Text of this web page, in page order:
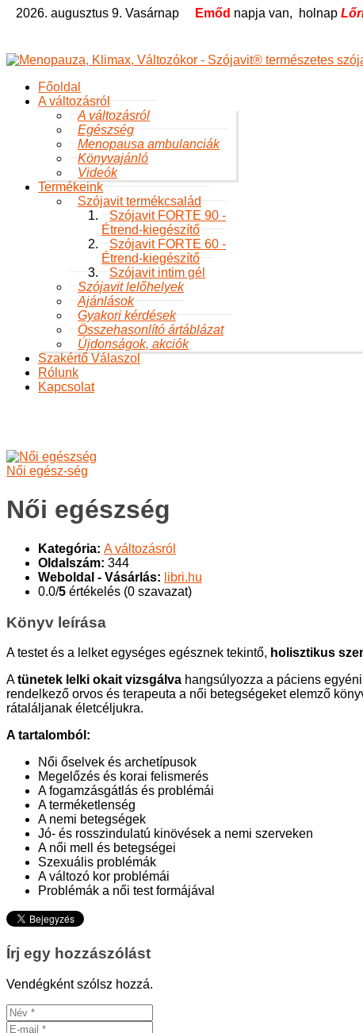
2026. augusztus 9. Vasárnap Emőd napja van, holnap
Főoldal
A változásról
A változásról
Egészség
Menopausa ambulanciák
Könyvajánló
Videók
Termékeink
Szójavit termékcsalád
Szójavit FORTE 90 -
Étrend-kiegészítő
Szójavit FORTE 60 -
Étrend-kiegészítő
Szójavit intim gél
Szójavit lelőhelyek
Ajánlások
Gyakori kérdések
Összehasonlító ártáblázat
Újdonságok, akciók
Szakértő Válaszol
Rólunk
Kapcsolat
Női egész-ség
Női egészség
Kategória: A változásról
Oldalszám: 344
Weboldal - Vásárlás: libri.hu
0.0/5 értékelés (0 szavazat)
Könyv leírása
A testet és a lelket egységes egésznek tekintő, holisztikus
Atünetek lelki okait vizsgálva hangsúlyozza a páciens
rendelkező orvos és terapeuta a női betegségeket elemző
rátaláljanak életcéljukra.
A tartalomból:
Női őselvek és archetípusok
Megelőzés és korai felismerés
A fogamzásgátlás és problémái
A terméketlenség
A nemi betegségek
Jó- és rosszindulatú kinövések a nemi szerveken
A női mell és betegségei
Szexuális problémák
A változó kor problémái
Problémák a női test formájával
Írj egy hozzászólást
Vendégként szólsz hozzá.